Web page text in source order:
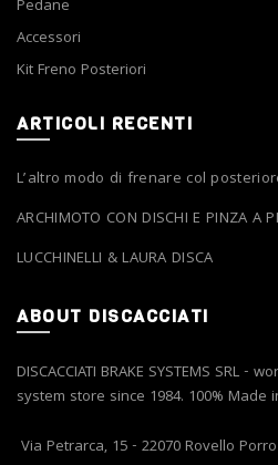
Pedane
Accessori
Kit Freno Posteriori
ARTICOLI RECENTI
L’altro modo di frenare col
ARCHIMOTO CON DISCHI E PINZA A
LUCCHINELLI & LAURA DISCA
ABOUT DISCACCIATI
DISCACCIATI BRAKE SYSTEMS SRL
system store since 1984. 100% Made
Via Petrarca, 15 - 22070 Rovello